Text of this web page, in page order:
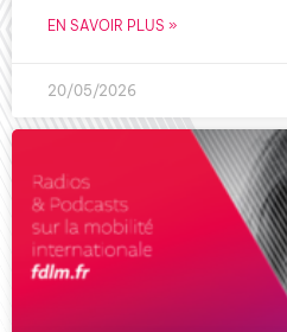
EN SAVOIR PLUS »
20/05/2026